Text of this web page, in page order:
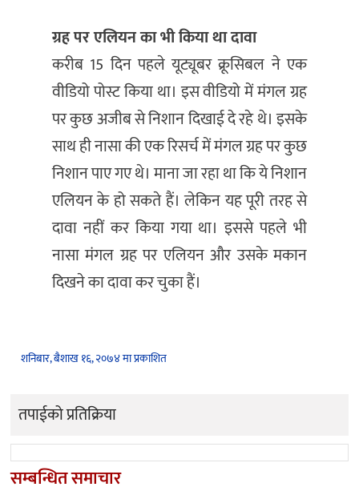
ग्रह पर एलियन का भी किया था दावा
करीब 15 दिन पहले यूट्यूबर क्रूसिबल ने एक
वीडियो पोस्ट किया था। इस वीडियो में मंगल ग्रह
पर कुछ अजीब से निशान दिखाई दे रहे थे। इसके
साथ ही नासा की एक रिसर्च में मंगल ग्रह पर कुछ
निशान पाए गए थे। माना जा रहा था कि ये निशान
एलियन के हो सकते हैं। लेकिन यह पूरी तरह से
दावा नहीं कर किया गया था। इससे पहले भी
नासा मंगल ग्रह पर एलियन और उसके मकान
दिखने का दावा कर चुका हैं।
शनिबार, बैशाख १६, २०७४ मा प्रकाशित
तपाईको प्रतिक्रिया
सम्बन्धित समाचार